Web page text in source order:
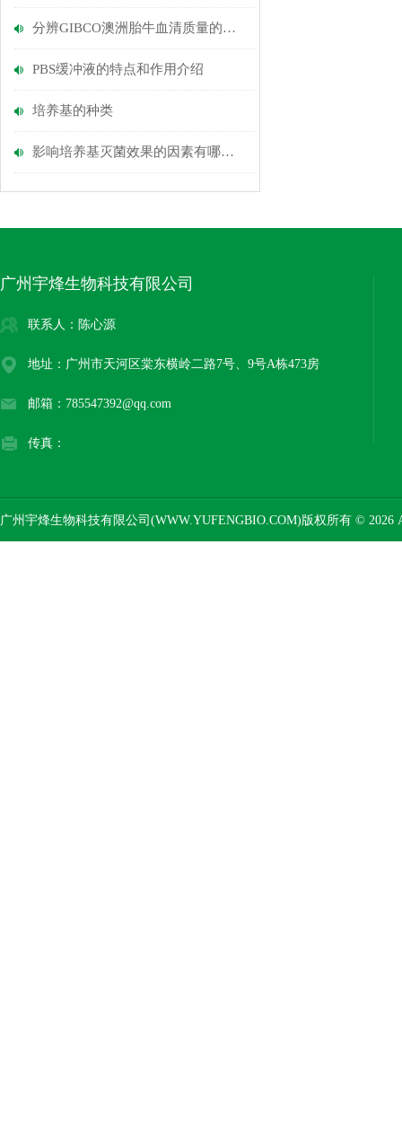
分辨GIBCO澳洲胎牛血清质量的优劣
PBS缓冲液的特点和作用介绍
培养基的种类
影响培养基灭菌效果的因素有哪些？
广州宇烽生物科技有限公司
联系人：陈心源
地址：广州市天河区棠东横岭二路7号、9号A栋473房
邮箱：785547392@qq.com
传真：
广州宇烽生物科技有限公司(WWW.YUFENGBIO.COM)版权所有 © 2026